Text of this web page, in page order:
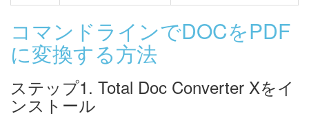
コマンドラインでDOCをPDF
に変換する方法
ステップ1. Total Doc Converter Xをイ
ンストール